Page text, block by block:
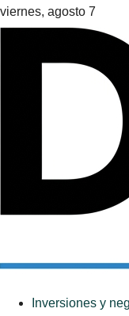
viernes, agosto 7
Inversiones y